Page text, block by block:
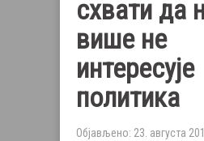
схвати да
више не
интересује
политика
Објављено: 23. августа